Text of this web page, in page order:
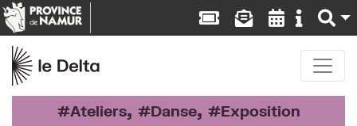
Ateliers, Danse, Exposition